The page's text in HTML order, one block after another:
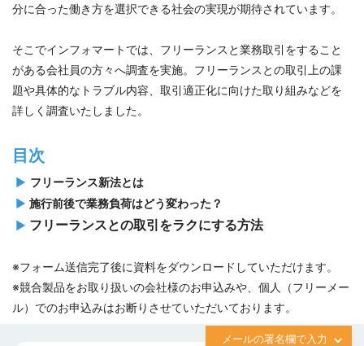
分に合った働き方を選択できる社会の実現が期待されています。
そこでインフォマートでは、フリーランスと業務取引をすること
がある会社員の方々へ調査を実施。フリーランスとの取引上の課
題や具体的なトラブル内容、取引適正化に向けた取り組みなどを
詳しく調査いたしました。
目次
▶ フリーランス新法とは
▶ 施行前後で業務負荷はどう変わった？
▶ フリーランスとの取引をラクにする方法
※フォーム送信完了後に資料をダウンロードしていただけます。
※競合製品をお取り扱いの会社様のお申込みや、個人（フリーメー
ル）でのお申込みはお断りさせていただいております。
メールの署名欄で入力